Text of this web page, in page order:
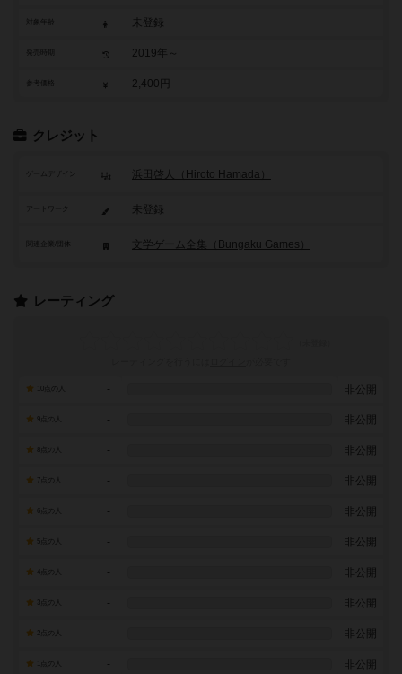
未登録
2019年～
参考価格 2,400円
クレジット
ゲームデザイン 浜田啓人（Hiroto Hamada）
アートワーク 未登録
文学ゲーム全集（Bungaku Games）
レーティング
- 非公開
- 非公開
- 非公開
7点の人 - 非公開
- 非公開
- 非公開
- 非公開
- 非公開
- 非公開
- 非公開